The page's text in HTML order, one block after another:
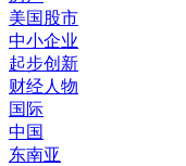
美国股市
中小企业
起步创新
财经人物
国际
中国
东南亚